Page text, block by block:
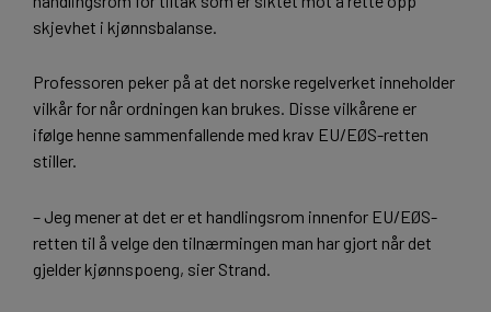
skjevhet i kjønnsbalanse.
Professoren peker på at det norske regelverket inneholder
vilkår for når ordningen kan brukes. Disse vilkårene er
ifølge henne sammenfallende med krav EU/EØS-retten
stiller.
– Jeg mener at det er et handlingsrom innenfor EU/EØS-
retten til å velge den tilnærmingen man har gjort når det
gjelder kjønnspoeng, sier Strand.